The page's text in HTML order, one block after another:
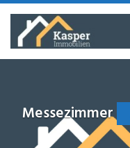
Skip
main
Messezimmer